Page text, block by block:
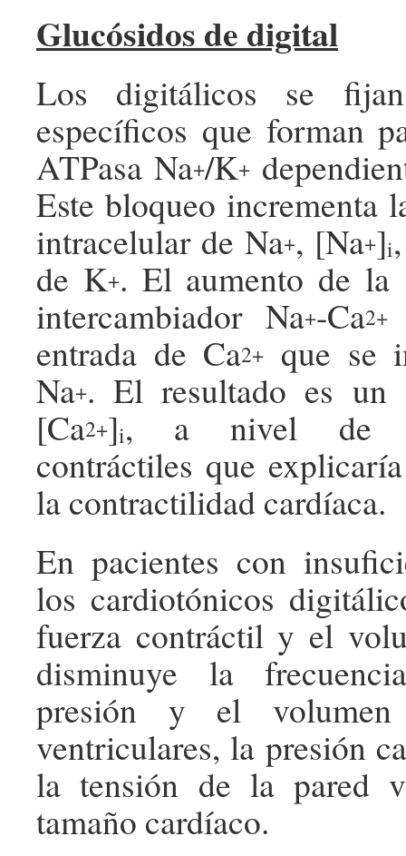
Glucósidos de digital
Los digitálicos se
específicos que forman
ATPasa Na+/K+
Este bloqueo incrementa
intracelular de Na+, [Na+]i
de K+. El aumento de la
intercambiador Na+-Ca2+
entrada de Ca2+
que se
Na+. El resultado es un
[Ca2+]i, a nivel de
contráctiles que
la contractilidad cardíaca.
En pacientes con
los cardiotónicos
fuerza contráctil y el
disminuye la
presión y el volumen
ventriculares, la presión
la tensión de la pared
tamaño cardíaco.